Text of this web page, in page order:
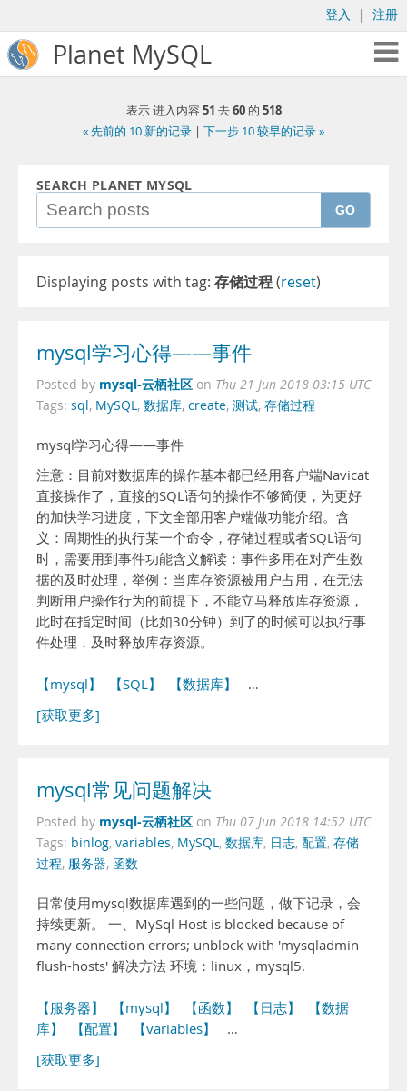
登入 | 注册
Planet MySQL
表示 进入内容 51 去60的 518
« 先前的 10 新的记录 | 下一步 10 较早的记录 »
SEARCH PLANET MYSQL
GO
Displaying posts with tag: 存储过程(reset)
mysql学习心得——事件
Posted by mysql-云栖社区 on Thu 21 Jun 2018 03:15 UTC
Tags: sql, MySQL, 数据库, create, 测试, 存储过程
mysql学习心得——事件
注意：目前对数据库的操作基本都已经用客户端Navicat
直接操作了，直接的SQL语句的操作不够简便，为更好
的加快学习进度，下文全部用客户端做功能介绍。含
义：周期性的执行某一个命令，存储过程或者SQL语句
时，需要用到事件功能含义解读：事件多用在对产生数
据的及时处理，举例：当库存资源被用户占用，在无法
判断用户操作行为的前提下，不能立马释放库存资源，
此时在指定时间（比如30分钟）到了的时候可以执行事
件处理，及时释放库存资源。
【mysql】 【SQL】 【数据库】
…
[获取更多]
mysql常见问题解决
Posted by mysql-云栖社区 on Thu 07 Jun 2018 14:52 UTC
Tags: binlog, variables, MySQL, 数据库, 日志, 配置, 存储
过程, 服务器, 函数
日常使用mysql数据库遇到的一些问题，做下记录，会
持续更新。 一、MySql Host is blocked because of
many connection errors; unblock with 'mysqladmin
flush-hosts' 解决方法 环境：linux，mysql5.
【服务器】 【mysql】 【函数】 【日志】
【数据
库】
【配置】 【variables】
…
[获取更多]